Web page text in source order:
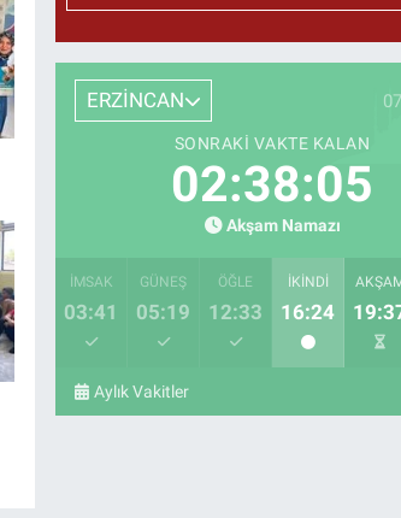
ERZİNCAN
SONRAKI VAKTE KALAN
02:38:04
Akşam Namazı
İMSAK
03:41
GÜNEŞ
05:19
ÖĞLE
12:33
İKINDI
16:24
Aylık Vakitler